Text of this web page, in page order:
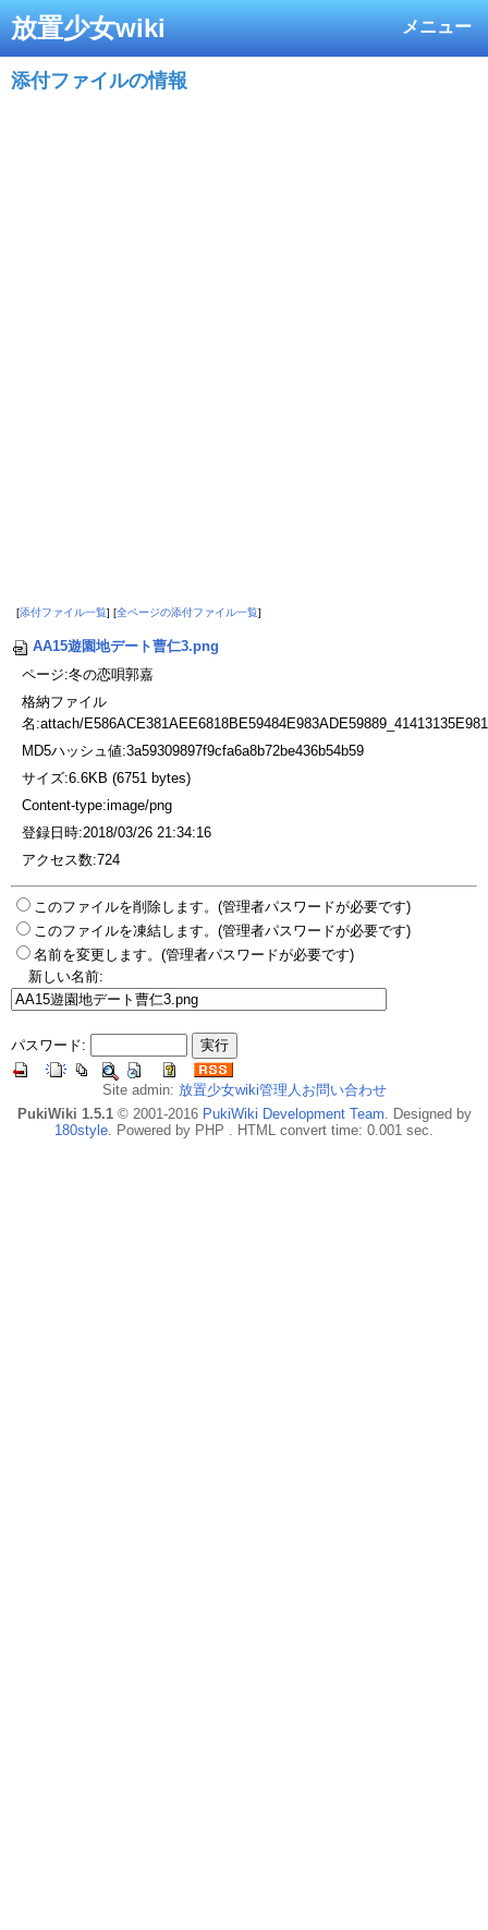
メニュー
放置少女wiki
添付ファイルの情報
[添付ファイル一覧] [全ページの添付ファイル一覧]
AA15遊園地デート曹仁3.png
ページ:冬の恋唄郭嘉
格納ファイル
名:attach/
MD5ハッシュ値:3a59309897f9cfa6a8b72be436b54b59
サイズ:6.6KB (6751 bytes)
Content-type:image/png
登録日時:2018/03/26 21:34:16
アクセス数:724
このファイルを削除します。(管理者パスワードが必要です)
このファイルを凍結します。(管理者パスワードが必要です)
名前を変更します。(管理者パスワードが必要です)
新しい名前:
パスワード:
Site admin: 放置少女wiki管理人お問い合わせ
PukiWiki 1.5.1© 2001-2016 PukiWiki Development Team. Designed by
180style. Powered by PHP . HTML convert time: 0.001 sec.